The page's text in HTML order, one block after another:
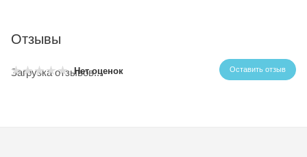
Отзывы
Нет оценок Оставить отзыв
Загрузка отзывов...